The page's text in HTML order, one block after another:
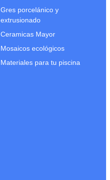
Gres porcelánico y
extrusionado
Ceramicas Mayor
Mosaicos ecológicos
Materiales para tu piscina